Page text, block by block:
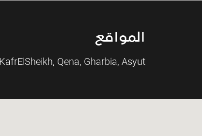
المواقع
KafrElSheikh, Qena, Gharbia, Asyut